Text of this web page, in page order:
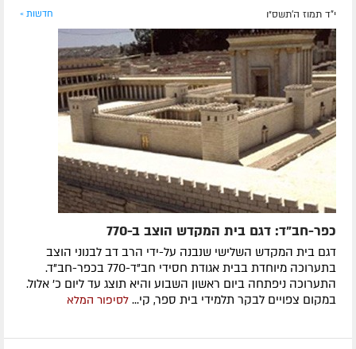
י"ד תמוז ה׳תשס״ו חדשות »
כפר-חב"ד: דגם בית המקדש הוצב ב-770
דגם בית המקדש השלישי שנבנה על-ידי הרב דב לבנוני הוצב
בתערוכה מיוחדת בבית אגודת חסידי חב"ד-770 בכפר-חב"ד.
התערוכה ניפתחה ביום ראשון השבוע והיא תוצג עד ליום כ' אלול.
במקום צפויים לבקר תלמידי בית ספר, קי... לסיפור המלא